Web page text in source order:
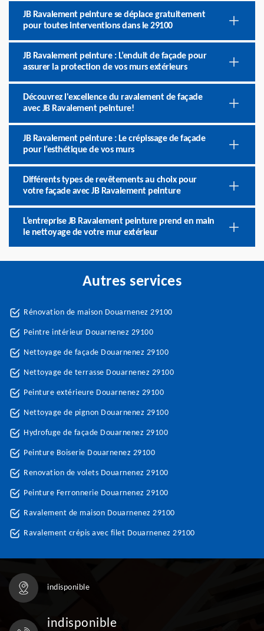
JB Ravalement peinture se déplace gratuitement
pour toutes interventions dans le 29100
JB Ravalement peinture : L’enduit de façade pour
assurer la protection de vos murs extérieurs
Découvrez l'excellence du ravalement de façade
avec JB Ravalement peinture!
JB Ravalement peinture : Le crépissage de façade
pour l’esthétique de vos murs
Différents types de revêtements au choix pour
votre façade avec JB Ravalement peinture
L’entreprise JB Ravalement peinture prend en main
le nettoyage de votre mur extérieur
Autres services
Rénovation de maison Douarnenez 29100
Peintre intérieur Douarnenez 29100
Nettoyage de façade Douarnenez 29100
Nettoyage de terrasse Douarnenez 29100
Peinture extérieure Douarnenez 29100
Nettoyage de pignon Douarnenez 29100
Hydrofuge de façade Douarnenez 29100
Peinture Boiserie Douarnenez 29100
Renovation de volets Douarnenez 29100
Peinture Ferronnerie Douarnenez 29100
Ravalement de maison Douarnenez 29100
Ravalement crépis avec filet Douarnenez 29100
indisponible
indisponible